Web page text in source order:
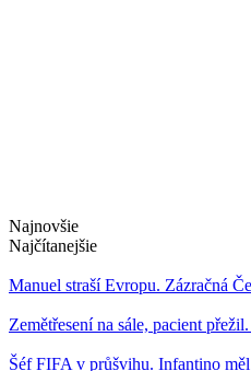
Najnovšie
Najčítanejšie
Manuel straší Evropu. Zázračná
Zemětřesení na sále, pacient
Šéf FIFA v průšvihu. Infantino